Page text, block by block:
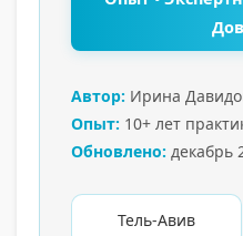
Автор: Ирина
Опыт: 10+ лет
Обновлено: декабрь
Тель-Авив